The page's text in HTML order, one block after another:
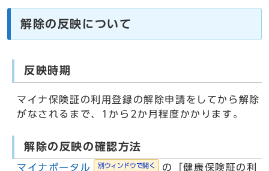
解除の反映について
反映時期
マイナ保険証の利用登録の解除申請をしてから解除
がなされるまで、1から2か月程度かかります。
解除の反映の確認方法
マイナポータル 別ウィンドウで開く の「健康保険証の利